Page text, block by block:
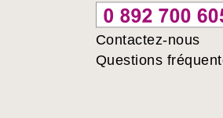
Contactez-nous
Questions